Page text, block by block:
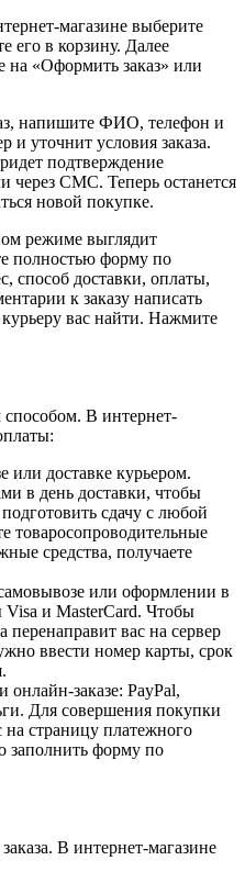
магазине выберите
его в корзину. Далее
на «Оформить заказ» или
напишите ФИО, телефон и
и уточнит условия заказа.
подтверждение
через СМС. Теперь останется
новой покупке.
режиме выглядит
полностью форму по
способ доставки, оплаты,
к заказу написать
вас найти. Нажмите
В интернет-
доставке курьером.
в день доставки, чтобы
сдачу с любой
средства, получаете
или оформлении в
Visa и MasterCard. Чтобы
перенаправит вас на сервер
ввести номер карты, срок
заказе: PayPal,
Для совершения покупки
на страницу платежного
заполнить форму по
В интернет-магазине